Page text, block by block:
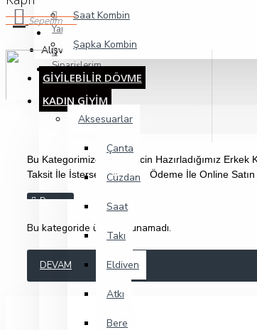
Yardım Talebi
Siparişlerim
Sepetim
Alışveriş sepetiniz boş!
Saat Kombin
Şapka Kombin
GİYİLEBİLİR DÖVME
KADIN GİYİM
Aksesuarlar
Çanta
Cüzdan
Saat
Takı
Eldiven
Atkı
Bere
Bu Kategorimizde Sizler İçin Hazırladığımız
Taksit İle İsterseniz Kapıda Ödeme İle Online Satın
Bu kategoride ürün bulunamadı.
DEVAM